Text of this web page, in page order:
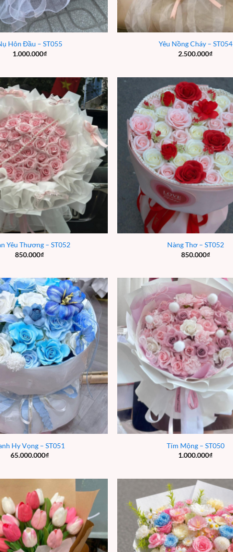
Hôn Đầu – ST055
1.000.000₫
Yêu Nồng Cháy – ST054
2.500.000₫
Yêu Thương – ST052
850.000₫
Nàng Thơ – ST052
850.000₫
Hy Vọng – ST051
65.000.000₫
Tím Mộng – ST050
1.000.000₫